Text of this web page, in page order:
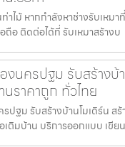
าไม้ หากกำลังหาช่างรับเหม
อ ติดต่อได้ที่ รับเหมาสร้างบ
งนครปฐม รับสร้าง
นราคาถูก ทั่วไทย
ปฐม รับสร้างบ้านโมเดิร์น สร้
เติมบ้าน บริการออกแบบ เขีย